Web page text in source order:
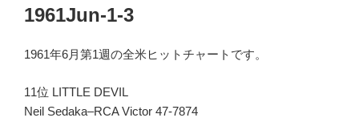
稿
日:
1961Jun-1-3
1961年6月第1週の全米ヒットチャートです。
11位 LITTLE DEVIL
Neil Sedaka–RCA Victor 47-7874